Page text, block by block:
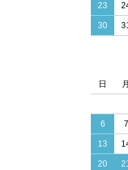
23
30
日 月
6 7
13
20